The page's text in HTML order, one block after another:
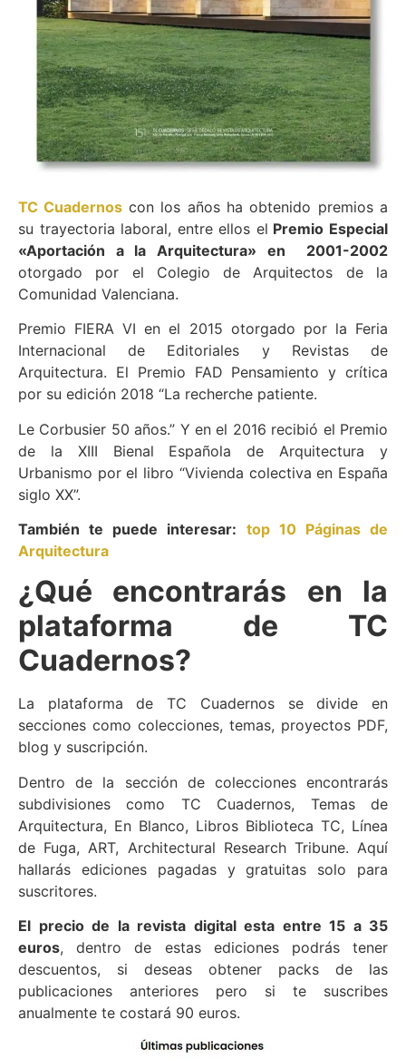
TC Cuadernos con los años ha obtenido premios a
su trayectoria laboral, entre ellos el Premio Especial
«Aportación a la Arquitectura» en 2001-2002
otorgado por el Colegio de Arquitectos de la
Comunidad Valenciana.
Premio FIERA VI en el 2015 otorgado por la Feria
Internacional de Editoriales y Revistas de
Arquitectura. El Premio FAD Pensamiento y crítica
por su edición 2018 “La recherche patiente.
Le Corbusier 50 años.” Y en el 2016 recibió el Premio
de la XIII Bienal Española de Arquitectura y
Urbanismo por el libro “Vivienda colectiva en España
siglo XX”.
También te puede interesar: top 10 Páginas de
Arquitectura
¿Qué encontrarás en la
plataforma de TC
Cuadernos?
La plataforma de TC Cuadernos se divide en
secciones como colecciones, temas, proyectos PDF,
blog y suscripción.
Dentro de la sección de colecciones encontrarás
subdivisiones como TC Cuadernos, Temas de
Arquitectura, En Blanco, Libros Biblioteca TC, Línea
de Fuga, ART, Architectural Research Tribune. Aquí
hallarás ediciones pagadas y gratuitas solo para
suscritores.
El precio de la revista digital esta entre 15 a 35
euros, dentro de estas ediciones podrás tener
descuentos, si deseas obtener packs de las
publicaciones anteriores pero si te suscribes
anualmente te costará 90 euros.